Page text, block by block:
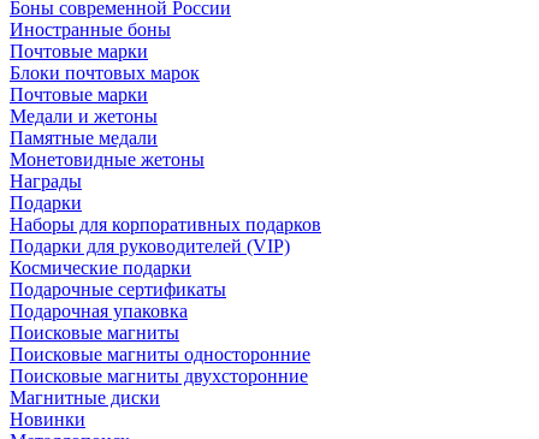
Боны современной России
Иностранные боны
Почтовые марки
Блоки почтовых марок
Почтовые марки
Медали и жетоны
Памятные медали
Монетовидные жетоны
Награды
Подарки
Наборы для корпоративных подарков
Подарки для руководителей (VIP)
Космические подарки
Подарочные сертификаты
Подарочная упаковка
Поисковые магниты
Поисковые магниты односторонние
Поисковые магниты двухсторонние
Магнитные диски
Новинки